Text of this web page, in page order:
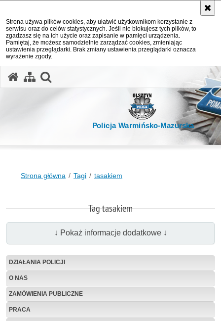
Strona używa plików cookies, aby ułatwić użytkownikom korzystanie z
serwisu oraz do celów statystycznych. Jeśli nie blokujesz tych plików, to
zgadzasz się na ich użycie oraz zapisanie w pamięci urządzenia.
Pamiętaj, że możesz samodzielnie zarządzać cookies, zmieniając
ustawienia przeglądarki. Brak zmiany ustawienia przeglądarki oznacza
wyrażenie zgody.
Policja Warmińsko-Mazurska
Strona główna Tagi tasakiem
Tag tasakiem
↓ Pokaż informacje dodatkowe ↓
DZIAŁANIA POLICJI
O NAS
ZAMÓWIENIA PUBLICZNE
PRACA